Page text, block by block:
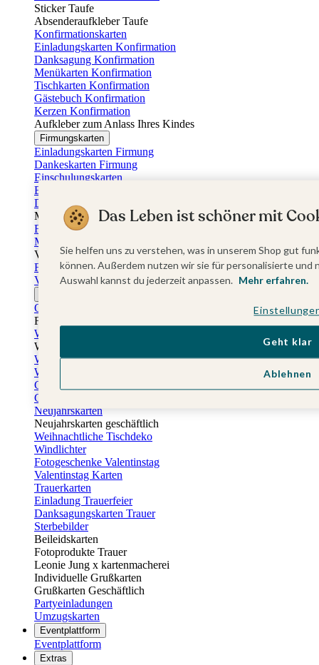
Sticker Taufe
Absenderaufkleber Taufe
Konfirmationskarten
Einladungskarten Konfirmation
Danksagung Konfirmation
Menükarten Konfirmation
Tischkarten Konfirmation
Gästebuch Konfirmation
Kerzen Konfirmation
Aufkleber zum Anlass Ihres Kindes
Firmungskarten
Einladungskarten Firmung
Dankeskarten Firmung
Einschulungskarten
Einladungskarten Einschulung
Danksagung Einschulung
Muttertag
Fotogeschenke Muttertag
Muttertagskarten
Vatertag
Fotogeschenke Vatertag
Vatertagskarten
Osterkarten
Fotogeschenke zu Ostern
Weihnachtskarten
Weihnachtskarten selbst gestalten
Weihnachtskarten geschäftlich
Weihnachtsfeier Einladungen
Geschenkaufkleber Weihnachten
Geschenkanhänger Weihnachten
Neujahrskarten
Neujahrskarten geschäftlich
Weihnachtliche Tischdeko
Windlichter
Fotogeschenke Valentinstag
Valentinstag Karten
Trauerkarten
Einladung Trauerfeier
Danksagungskarten Trauer
Sterbebilder
Beileidskarten
Fotoprodukte Trauer
Leonie Jung x kartenmacherei
Individuelle Grußkarten
Grußkarten Geschäftlich
Partyeinladungen
Umzugskarten
Eventplattform
Eventplattform
Extras
Das Leben ist schöner mit
Sie helfen uns zu verstehen, was in unserem Shop gut
können. Außerdem nutzen wir sie für personalisierte
Auswahl kannst du jederzeit anpassen. Mehr erfahren.
Ablehnen
Geht klar